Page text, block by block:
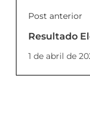
Post anterior
Resultado
1 de abril de